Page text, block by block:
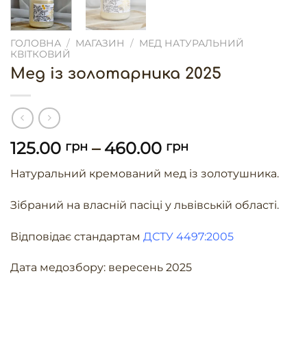
ГОЛОВНА / МАГАЗИН / МЕД НАТУРАЛЬНИЙ
КВІТКОВИЙ
Мед із золотарника 2025
125.00 грн – 460.00 грн
Натуральний кремований мед із золотушника.
Зібраний на власній пасіці у львівській області.
Відповідає стандартам ДСТУ 4497:2005
Дата медозбору: вересень 2025